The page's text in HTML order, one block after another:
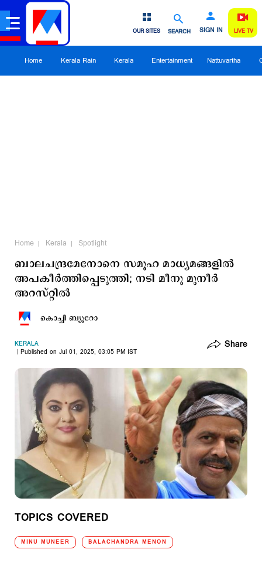
SEARCH SIGN IN
OUR SITES LIVE TV
Home Kerala Rain Kerala Entertainment Nattuvartha
Home Kerala Spotlight
ബാലചന്ദ്രമേനോനെ സമൂഹ മാധ്യമങ്ങളിൽ
അപകീർത്തിപ്പെടുത്തി; നടി മീനു മുനീർ
അറസ്റ്റിൽ
കൊച്ചി ബ്യൂറോ
KERALA
Published on Jul 01, 2025, 03:05 PM IST
Share
TOPICS COVERED
MINU MUNEER BALACHANDRA MENON